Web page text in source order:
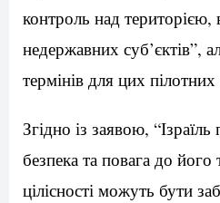
контроль над
недержавних суб’єктів”,
термінів для цих
Згідно із заявою,
безпека та повага до його
цілісності можуть бути